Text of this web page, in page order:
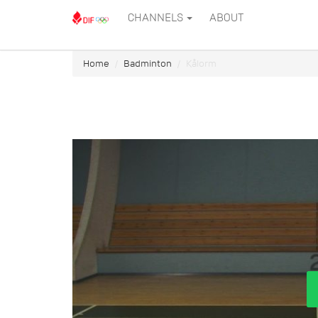
CHANNELS ABOUT
Home Badminton Kålorm